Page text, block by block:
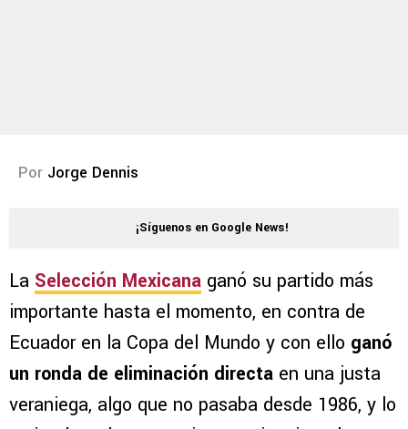
Por Jorge Dennis
¡Síguenos en Google News!
La Selección Mexicana ganó su partido más
importante hasta el momento, en contra de
Ecuador en la Copa del Mundo y con ello ganó
un ronda de eliminación directa en una justa
veraniega, algo que no pasaba desde 1986, y lo